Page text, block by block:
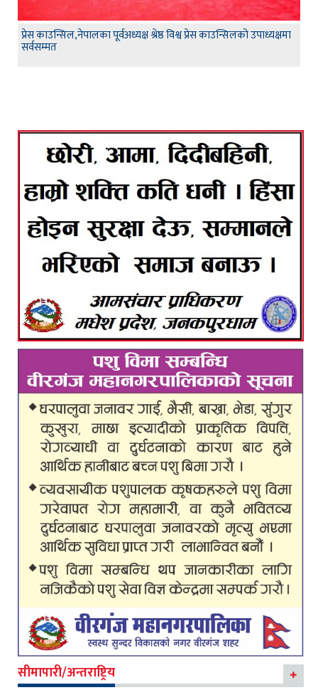
प्रेस काउन्सिल,नेपालका पूर्वअध्यक्ष श्रेष्ठ विश्व प्रेस काउन्सिलको उपाध्यक्षमा
सर्वसम्मत
सीमापारी/अन्तराष्ट्रिय